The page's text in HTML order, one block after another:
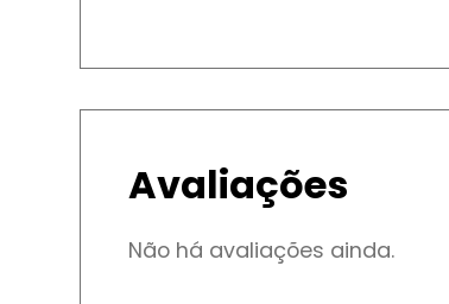
Avaliações
Não há avaliações ainda.